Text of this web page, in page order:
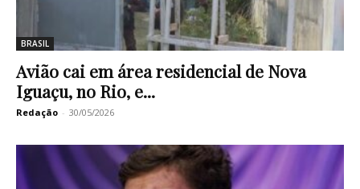
BRASIL
Avião cai em área residencial de Nova
Iguaçu, no Rio, e...
Redação - 30/05/2026